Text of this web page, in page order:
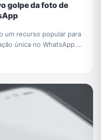
golpe da foto de
um recurso popular para
única no WhatsApp.